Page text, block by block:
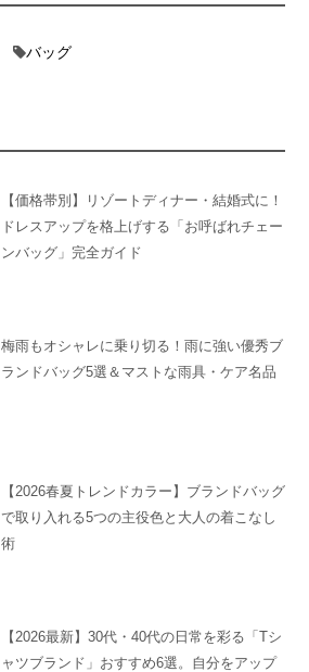
バッグ
【価格帯別】リゾートディナー・結婚式に！
ドレスアップを格上げする「お呼ばれチェー
ンバッグ」完全ガイド
梅雨もオシャレに乗り切る！雨に強い優秀ブ
ランドバッグ5選＆マストな雨具・ケア名品
【2026春夏トレンドカラー】ブランドバッグ
で取り入れる5つの主役色と大人の着こなし
術
【2026最新】30代・40代の日常を彩る「Tシ
ャツブランド」おすすめ6選。自分をアップ